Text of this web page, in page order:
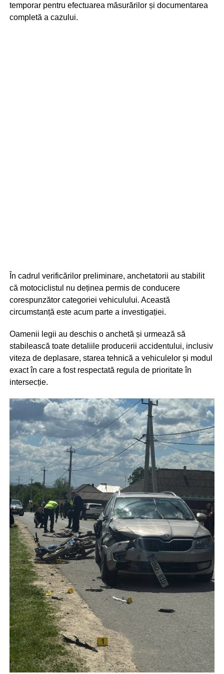
temporar pentru efectuarea măsurărilor și documentarea
completă a cazului.
În cadrul verificărilor preliminare, anchetatorii au stabilit
că motociclistul nu deținea permis de conducere
corespunzător categoriei vehiculului. Această
circumstanță este acum parte a investigației.
Oamenii legii au deschis o anchetă și urmează să
stabilească toate detaliile producerii accidentului, inclusiv
viteza de deplasare, starea tehnică a vehiculelor și modul
exact în care a fost respectată regula de prioritate în
intersecție.